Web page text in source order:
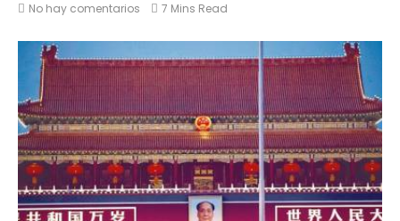
No hay comentarios
7 Mins Read